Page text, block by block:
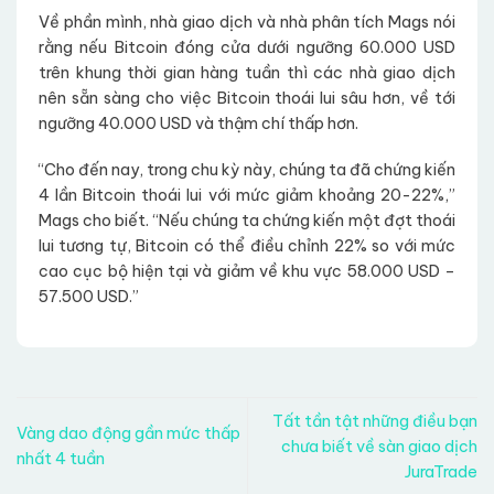
Về phần mình, nhà giao dịch và nhà phân tích Mags nói
rằng nếu Bitcoin đóng cửa dưới ngưỡng 60.000 USD
trên khung thời gian hàng tuần thì các nhà giao dịch
nên sẵn sàng cho việc Bitcoin thoái lui sâu hơn, về tới
ngưỡng 40.000 USD và thậm chí thấp hơn.
“Cho đến nay, trong chu kỳ này, chúng ta đã chứng kiến
4 lần Bitcoin thoái lui với mức giảm khoảng 20-22%,”
Mags cho biết. “Nếu chúng ta chứng kiến một đợt thoái
lui tương tự, Bitcoin có thể điều chỉnh 22% so với mức
cao cục bộ hiện tại và giảm về khu vực 58.000 USD –
57.500 USD.”
Vàng dao động gần mức thấp
nhất 4 tuần
Tất tần tật những điều bạn
chưa biết về sàn giao dịch
JuraTrade